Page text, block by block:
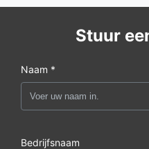
Stuur
Naam *
Bedrijfsnaam